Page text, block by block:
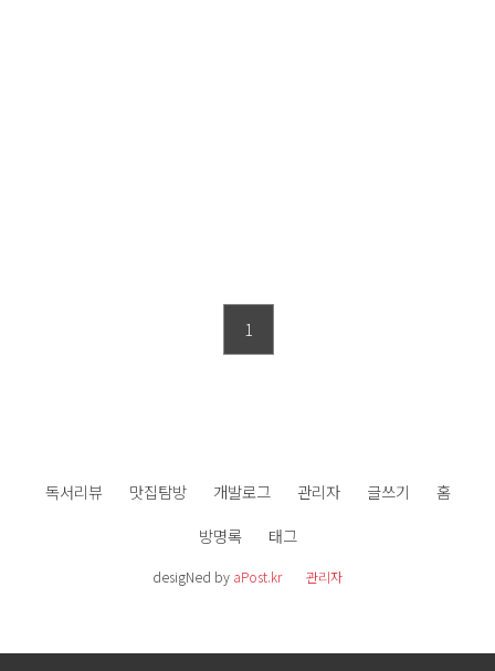
1
독서리뷰 맛집탐방 개발로그 관리자 글쓰기
홈
방명록
태그
desigNed by aPost.kr 관리자